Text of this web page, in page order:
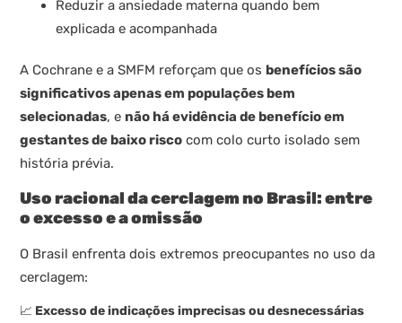
Reduzir a ansiedade materna quando bem
explicada e acompanhada
A Cochrane e a SMFM reforçam que os benefícios são
significativos apenas em populações bem
selecionadas, enão há evidência de benefício em
gestantes de baixo risco com colo curto isolado sem
história prévia.
Uso racional da cerclagem no Brasil: entre
o excesso e a omissão
O Brasil enfrenta dois extremos preocupantes no uso da
cerclagem:
📈 Excesso de indicações imprecisas ou desnecessárias